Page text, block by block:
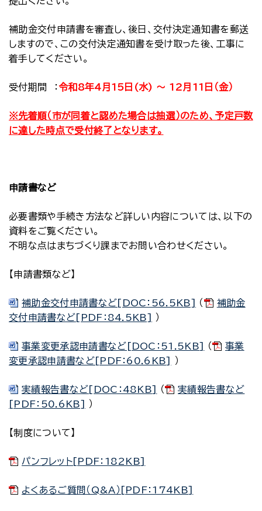
補助金交付申請書を審査し、後日、交付決定通知書を郵送
しますので、この交付決定通知書を受け取った後、工事に
着手してください。
受付期間 ：令和8年4月15日(水) ～ 12月11日（金）
※先着順（市が同着と認めた場合は抽選）のため、予定戸数
に達した時点で受付終了となります。
申請書など
必要書類や手続き方法など詳しい内容については、以下の
資料をご覧ください。
不明な点はまちづくり課までお問い合わせください。
【申請書類など】
補助金交付申請書など[DOC：56.5KB] （
補助金
交付申請書など[PDF：84.5KB]
）
事業変更承認申請書など[DOC：51.5KB] （
事業
変更承認申請書など[PDF：60.6KB]
）
実績報告書など[DOC：48KB] （
実績報告書など
[PDF：50.6KB]
）
【制度について】
パンフレット[PDF：182KB]
よくあるご質問（Q&A）[PDF：174KB]